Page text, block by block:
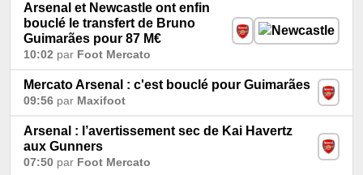
Arsenal et Newcastle ont enfin
bouclé le transfert de Bruno
Guimarães pour 87 M€
10:02 par Foot Mercato
Mercato Arsenal : c'est bouclé pour Guimarães
09:56 par Maxifoot
Arsenal : l’avertissement sec de Kai Havertz
aux Gunners
07:50 par Foot Mercato